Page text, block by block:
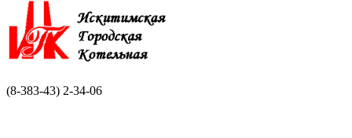
(8-383-43) 2-34-06